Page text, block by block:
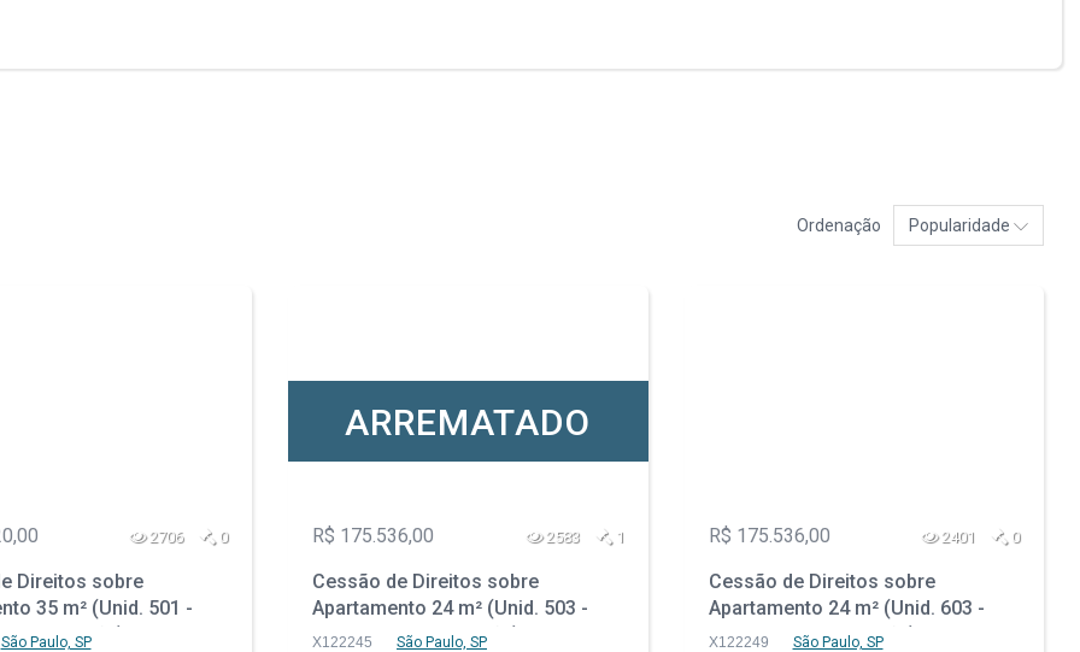
Ordenação Popularidade
2706 0
Direitos sobre
35 m² (Unid. 501 -
Construção) - Parque
São Paulo, SP
ARREMATADO
R$ 175.536,00 2583 1
Cessão de Direitos sobre
Apartamento 24 m² (Unid. 503 -
Prédio em Construção) - Parque
X122245 São Paulo, SP
R$ 175.536,00 2401 0
Cessão de Direitos sobre
Apartamento 24 m² (Unid. 603 -
Prédio em Construção) - Parque
X122249 São Paulo, SP